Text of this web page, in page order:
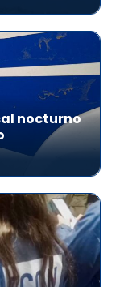
nocturno